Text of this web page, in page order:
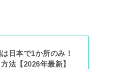
日本で1か所のみ！
法【2026年最新】